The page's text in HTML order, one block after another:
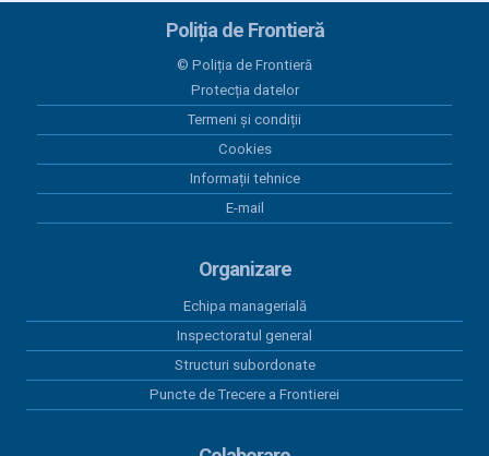
11 iunie 2026
Plăți 11.06.2026
Poliția de Frontieră
© Poliția de Frontieră
Protecția datelor
Termeni și condiții
Cookies
Informații tehnice
E-mail
Organizare
Echipa managerială
Inspectoratul general
Structuri subordonate
Puncte de Trecere a Frontierei